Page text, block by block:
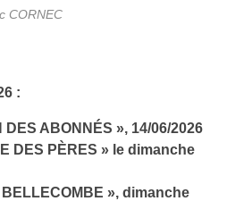
CORNEC
:
ABONNÉS », 14/06/2026
DES PÈRES » le dimanche
», dimanche